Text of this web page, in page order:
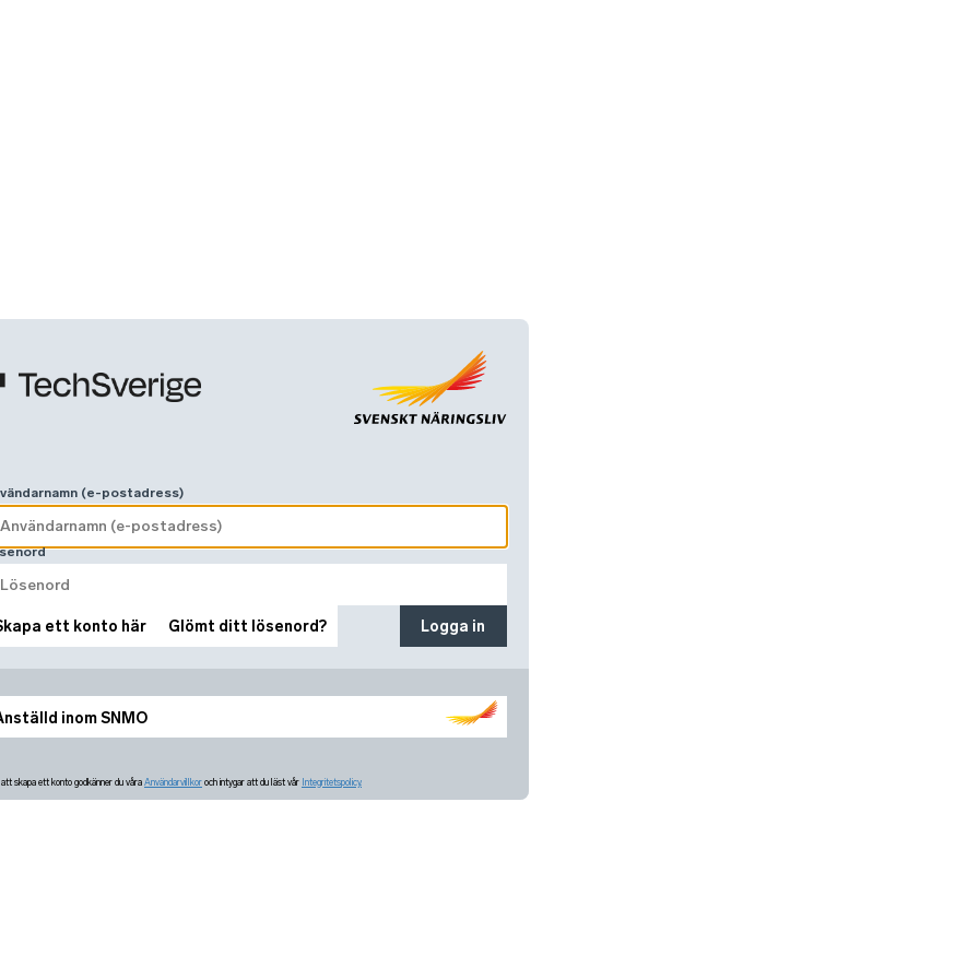
inom SNMO
(e-postadress)
ett konto här Glömt ditt lösenord? Logga in
skapa ett konto godkänner du våra Användarvillkor och intygar att du läst vår Integritetspolicy.